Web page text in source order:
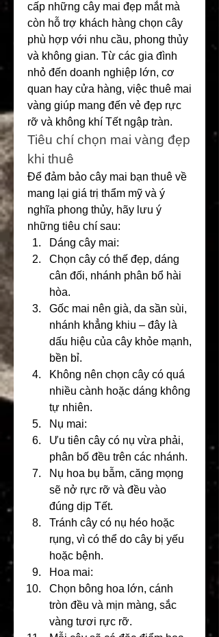
cấp những cây mai đẹp mắt mà
còn hỗ trợ khách hàng chọn cây
phù hợp với nhu cầu, phong thủy
và không gian. Từ các gia đình
nhỏ đến doanh nghiệp lớn, cơ
quan hay cửa hàng, việc thuê mai
vàng giúp mang đến vẻ đẹp rực
rỡ và không khí Tết ngập tràn.
Tiêu chí chọn mai vàng đẹp
khi thuê
Để đảm bảo cây mai bạn thuê về
mang lại giá trị thẩm mỹ và ý
nghĩa phong thủy, hãy lưu ý
những tiêu chí sau:
Dáng cây mai:
Chọn cây có thế đẹp, dáng
cân đối, nhánh phân bổ hài
hòa.
Gốc mai nên già, da sần sùi,
nhánh khẳng khiu – đây là
dấu hiệu của cây khỏe mạnh,
bền bỉ.
Không nên chọn cây có quá
nhiều cành hoặc dáng không
tự nhiên.
Nụ mai:
Ưu tiên cây có nụ vừa phải,
phân bố đều trên các nhánh.
Nụ hoa bụ bẫm, căng mọng
sẽ nở rực rỡ và đều vào
đúng dịp Tết.
Tránh cây có nụ héo hoặc
rụng, vì có thể do cây bị yếu
hoặc bệnh.
Hoa mai:
Chọn bông hoa lớn, cánh
tròn đều và mịn màng, sắc
vàng tươi rực rỡ.